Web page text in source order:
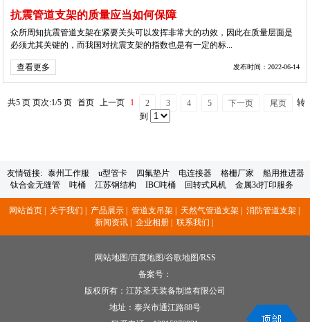
抗震管道支架的质量应当如何保障
众所周知抗震管道支架在紧要关头可以发挥非常大的功效，因此在质量层面是
必须尤其关键的，而我国对抗震支架的指数也是有一定的标...
查看更多 发布时间：2022-06-14
共5 页 页次:1/5 页 首页 上一页 1 2 3 4 5 下一页 尾页
转
到
友情链接: 泰州工作服 u型管卡 四氟垫片 电连接器 格栅厂家
船用推进器
钛合金无缝管
吨桶 江苏钢结构 IBC吨桶 回转式风机 金属3d打印服务
网站首页 | 关于我们 | 产品展示 | 管道支吊架 | 天然气管道支架 | 消防管道支架 |
新闻资讯 | 企业相册 | 联系我们 |
网站地图/百度地图/谷歌地图/RSS
备案号：
版权所有：江苏圣天装备制造有限公司
地址：泰兴市通江路88号